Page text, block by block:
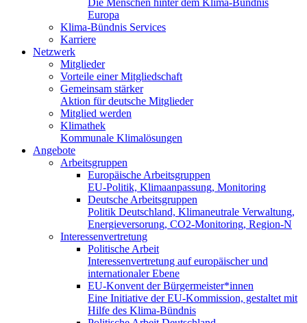
Die Menschen hinter dem Klima-Bündnis
Europa
Klima-Bündnis Services
Karriere
Netzwerk
Mitglieder
Vorteile einer Mitgliedschaft
Gemeinsam stärker
Aktion für deutsche Mitglieder
Mitglied werden
Klimathek
Kommunale Klimalösungen
Angebote
Arbeitsgruppen
Europäische Arbeitsgruppen
EU-Politik, Klimaanpassung, Monitoring
Deutsche Arbeitsgruppen
Politik Deutschland, Klimaneutrale Verwaltung,
Energieversorung, CO2-Monitoring, Region-N
Interessenvertretung
Politische Arbeit
Interessenvertretung auf europäischer und
internationaler Ebene
EU-Konvent der Bürgermeister*innen
Eine Initiative der EU-Kommission, gestaltet mit
Hilfe des Klima-Bündnis